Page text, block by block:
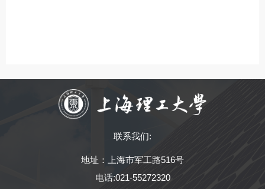
联系我们:
地址：上海市军工路516号
电话:021-55272320